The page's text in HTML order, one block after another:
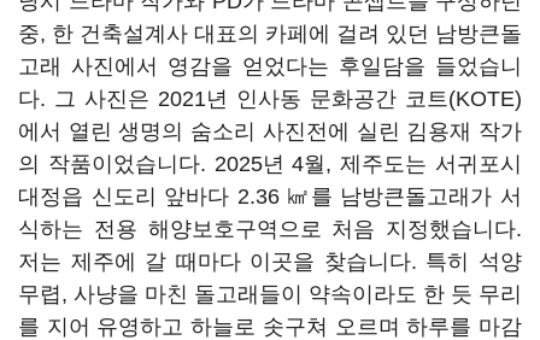
중, 한 건축설계사 대표의 카페에 걸려 있던 남방큰돌
고래 사진에서 영감을 얻었다는 후일담을 들었습니
다. 그 사진은 2021년 인사동 문화공간 코트(KOTE)
에서 열린 생명의 숨소리 사진전에 실린 김용재 작가
의 작품이었습니다. 2025년 4월, 제주도는 서귀포시
대정읍 신도리 앞바다 2.36 ㎢를 남방큰돌고래가 서
식하는 전용 해양보호구역으로 처음 지정했습니다.
저는 제주에 갈 때마다 이곳을 찾습니다. 특히 석양
무렵, 사냥을 마친 돌고래들이 약속이라도 한 듯 무리
를 지어 유영하고 하늘로 솟구쳐 오르며 하루를 마감